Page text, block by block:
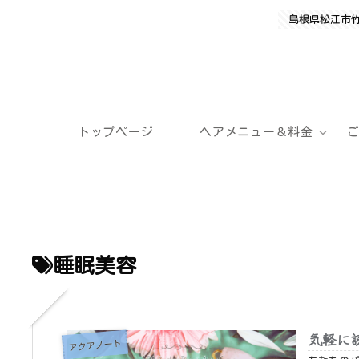
島根県松江市
トップページ ヘアメニュー＆料金
睡眠美容
アクアノート 気軽に